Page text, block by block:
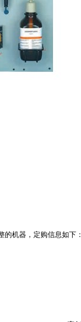
机器，定购信息如下：